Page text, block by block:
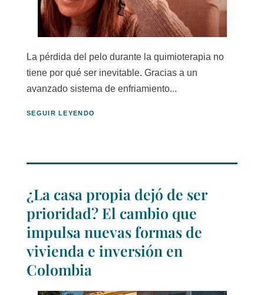
La pérdida del pelo durante la quimioterapia no
tiene por qué ser inevitable. Gracias a un
avanzado sistema de enfriamiento...
SEGUIR LEYENDO
¿La casa propia dejó de ser
prioridad? El cambio que
impulsa nuevas formas de
vivienda e inversión en
Colombia